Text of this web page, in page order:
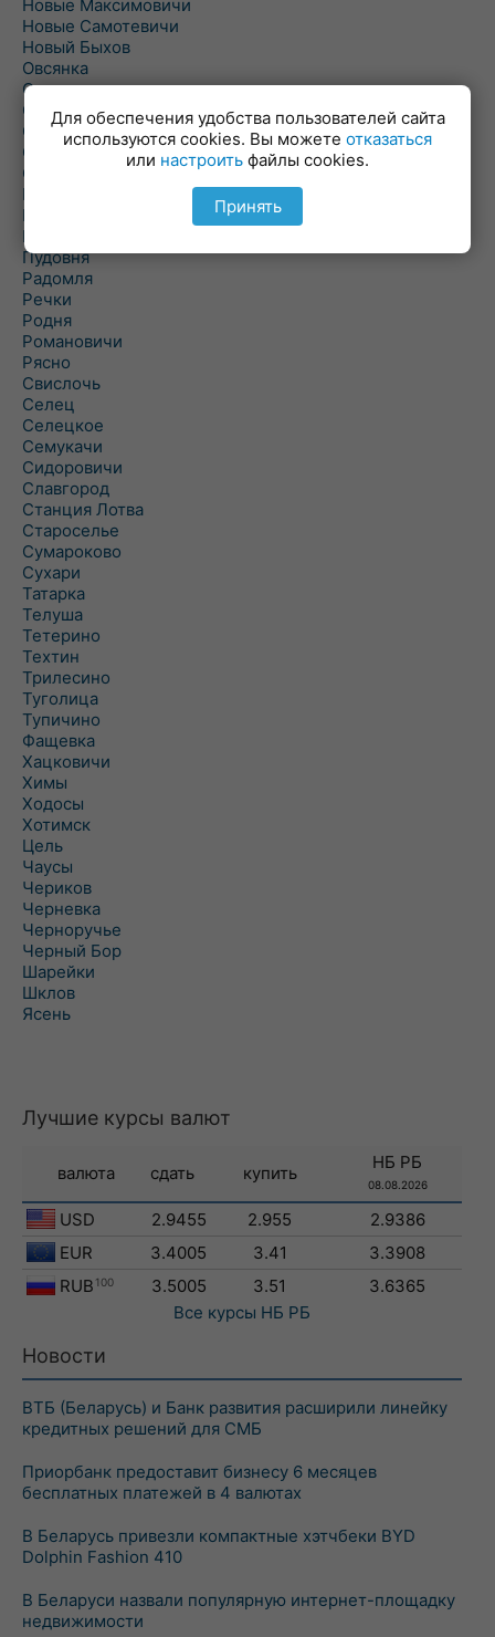
Новые Максимовичи
Новые Самотевичи
Новый Быхов
Овсянка
Ордать
Ореховка
Осиновка
Осиповичи
Осово
Павловичи
Паршино
Петуховка
Пудовня
Радомля
Речки
Родня
Романовичи
Рясно
Свислочь
Селец
Селецкое
Семукачи
Сидоровичи
Славгород
Станция Лотва
Староселье
Сумароково
Сухари
Татарка
Телуша
Тетерино
Техтин
Трилесино
Туголица
Тупичино
Фащевка
Хацковичи
Химы
Ходосы
Хотимск
Цель
Чаусы
Чериков
Черневка
Черноручье
Черный Бор
Шарейки
Шклов
Ясень
Лучшие курсы валют
валюта сдать купить
НБ РБ
08.08.2026
USD 2.9455 2.955
2.9386
EUR
3.4005 3.41
3.3908
RUB 100 3.5005 3.51
3.6365
Все курсы НБ РБ
Новости
ВТБ (Беларусь) и Банк развития расширили линейку
кредитных решений для СМБ
Приорбанк предоставит бизнесу 6 месяцев
бесплатных платежей в 4 валютах
В Беларусь привезли компактные хэтчбеки BYD
Dolphin Fashion 410
В Беларуси назвали популярную интернет-площадку
недвижимости
Для обеспечения удобства пользователей сайта
используются cookies. Вы можете отказаться
или настроить файлы cookies.
Принять